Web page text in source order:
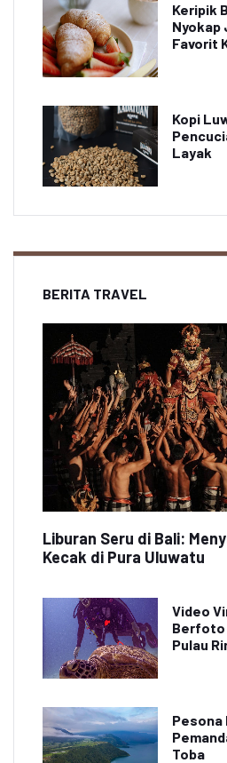
Keripik
Nyokap
Favorit
Kopi
Layak
BERITA TRAVEL
Liburan Seru di Bali:
Kecak di Pura Uluwatu
Video
Berfoto
Pulau
Pesona
Toba